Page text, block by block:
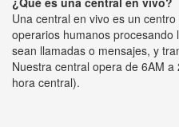
Una central en vivo es un
operarios humanos procesando
sean llamadas o mensajes, y
Nuestra central opera de 6AM
hora central).